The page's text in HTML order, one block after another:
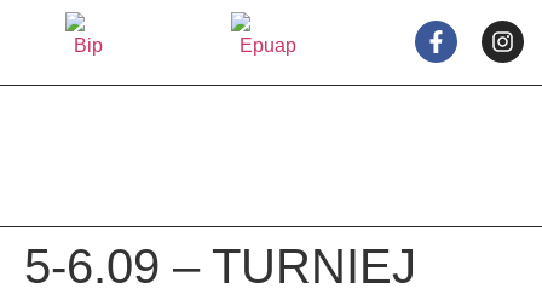
5-6.09 – TURNIEJ